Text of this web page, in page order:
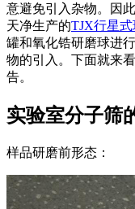
意避免引入杂物。因
天净生产的TJX行星
罐和氧化锆研磨球进
物的引入。下面就来
告。
实验室分子筛
样品研磨前形态：